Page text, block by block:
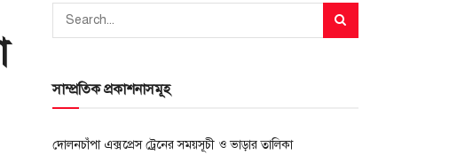
সাম্প্রতিক প্রকাশনাসমূহ
দোলনচাঁপা এক্সপ্রেস ট্রেনের সময়সূচী ও ভাড়ার তালিকা